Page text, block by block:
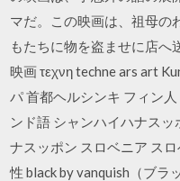
マだ。この映画は、祖母の
もたちに物を盗ませに店へ
映画 τεχνη techne ars art
パ 首都ヘルシンキ フィン
ンド語 シャンハイハナス
ナスッポン スロベニア ス
性 black by vanquish（ブラ